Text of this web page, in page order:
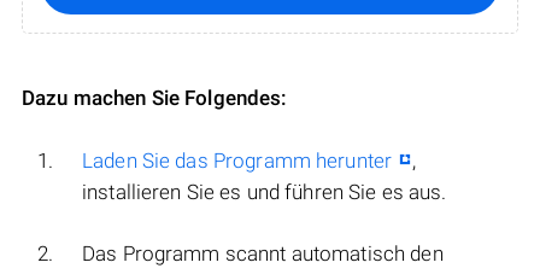
Dazu machen Sie Folgendes:
Laden Sie das Programm herunter
,
installieren Sie es und führen Sie es aus.
Das Programm scannt automatisch den